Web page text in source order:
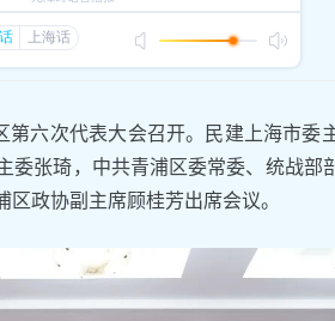
六次代表大会召开。民建上海市委
委张琦，中共青浦区委常委、统战部
政协副主席顾桂芳出席会议。